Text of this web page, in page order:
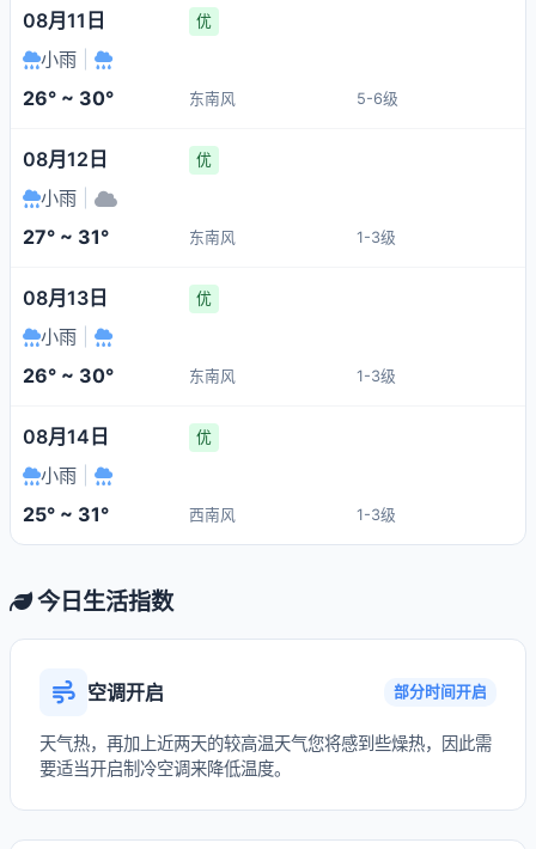
08月11日 优
小雨
26° ~ 30° 东南风 5-6级
08月12日 优
小雨
27° ~ 31° 东南风 1-3级
08月13日 优
小雨
26° ~ 30° 东南风 1-3级
08月14日 优
小雨
25° ~ 31° 西南风 1-3级
今日生活指数
空调开启 部分时间开启
天气热，再加上近两天的较高温天气您将感到些燥热，因此需
要适当开启制冷空调来降低温度。